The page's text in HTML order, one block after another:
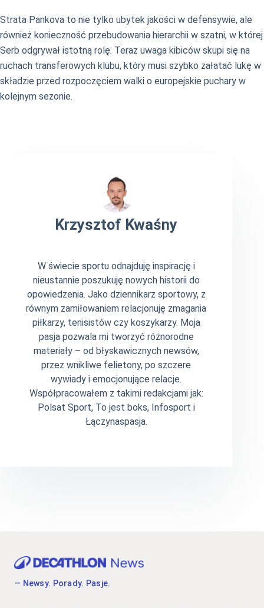
Strata Pankova to nie tylko ubytek jakości w defensywie, ale
również konieczność przebudowania hierarchii w szatni, w której
Serb odgrywał istotną rolę. Teraz uwaga kibiców skupi się na
ruchach transferowych klubu, który musi szybko załatać lukę w
składzie przed rozpoczęciem walki o europejskie puchary w
kolejnym sezonie.
Krzysztof Kwaśny
W świecie sportu odnajduję inspirację i
nieustannie poszukuję nowych historii do
opowiedzenia. Jako dziennikarz sportowy, z
równym zamiłowaniem relacjonuję zmagania
piłkarzy, tenisistów czy koszykarzy. Moja
pasja pozwala mi tworzyć różnorodne
materiały – od błyskawicznych newsów,
przez wnikliwe felietony, po szczere
wywiady i emocjonujące relacje.
Współpracowałem z takimi redakcjami jak:
Polsat Sport, To jest boks, Infosport i
Łączynaspasja.
— Newsy. Porady. Pasje.